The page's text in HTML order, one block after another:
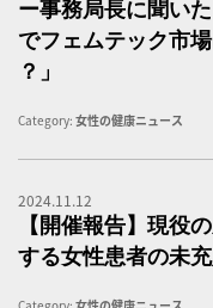
ー事務局長に聞い
でフェムテック市
？」
Category: 女性の健康ニュース
2024.11.12
【開催報告】現役
する女性患者の未